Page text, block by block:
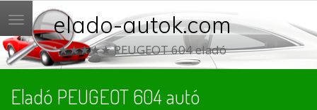
Menü elado-autok.com
★★★★★ PEUGEOT 604 eladó
Eladó PEUGEOT 604 autó